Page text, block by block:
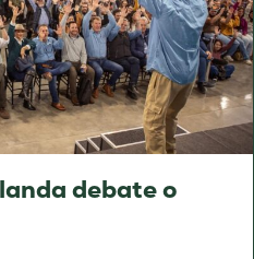
debate o